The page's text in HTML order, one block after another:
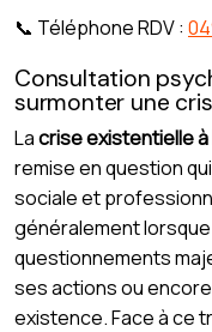
📞 Téléphone RDV :
Consultation
surmonter une
Lacrise existentielle à
remise en question
sociale et
généralement
questionnements
ses actions ou
existence. Face à ce